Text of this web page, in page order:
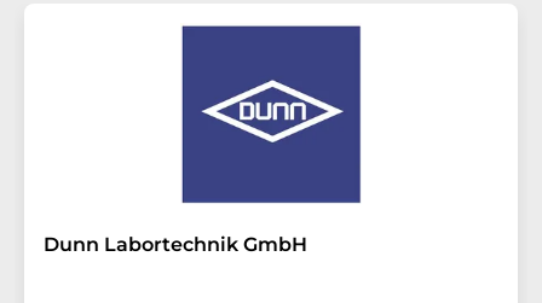
Dunn Labortechnik GmbH